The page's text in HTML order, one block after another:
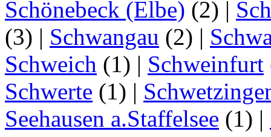
Schönebeck (Elbe) (2) |
(3) | Schwangau (2) |
Schweich (1) | Schweinfurt
Schwerte (1) |
Seehausen a.Staffelsee (1) |